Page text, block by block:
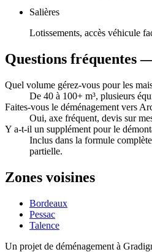
Salières
Lotissements, accès véhicule
Questions fréquentes
Quel volume gérez-vous pour les
De 40 à 100+ m³, plusieurs
Faites-vous le déménagement vers
Oui, axe fréquent, devis sur
Y a-t-il un supplément pour le
Inclus dans la formule
partielle.
Zones voisines
Bordeaux
Pessac
Talence
Un projet de déménagement à